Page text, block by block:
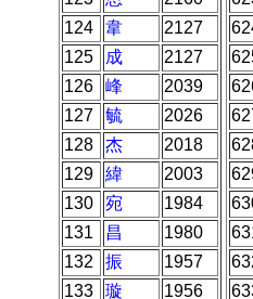
124
韋
2127
125
成
2127
126
峰
2039
127
毓
2026
128
杰
2018
129
緯
2003
130
宛
1984
131
昌
1980
132
振
1957
133
璇
1956